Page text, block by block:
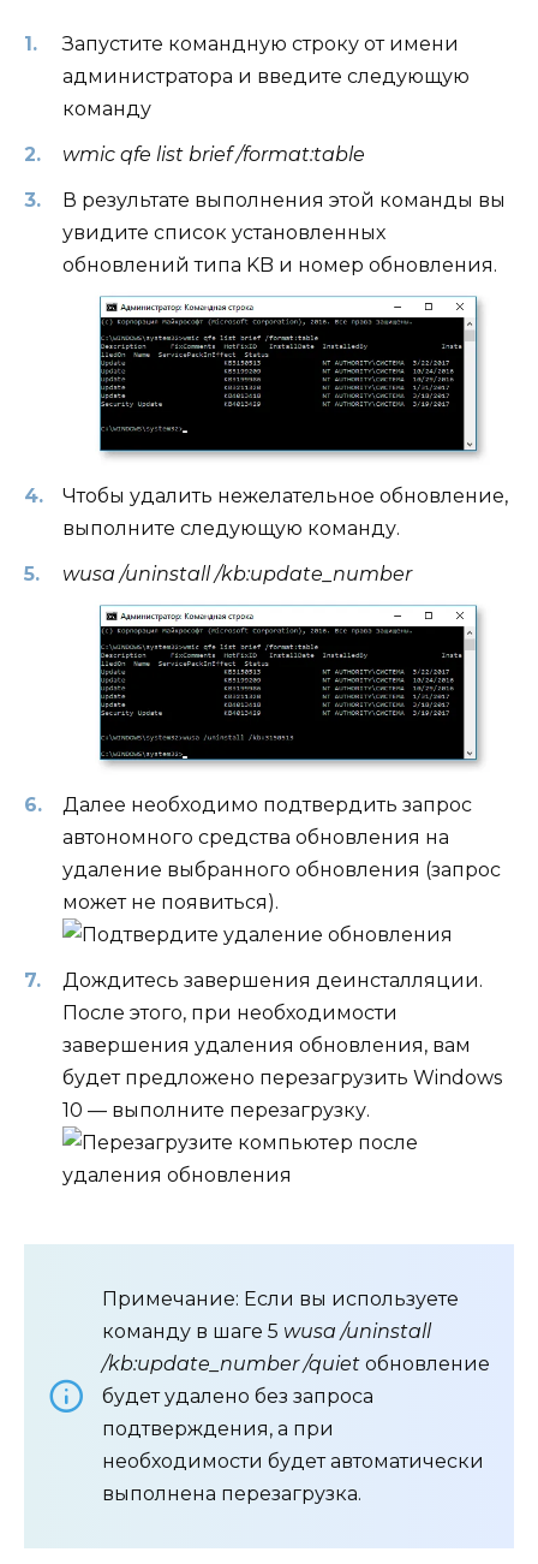
Запустите командную строку от имени
администратора и введите следующую
команду
wmic qfe list brief /format:table
В результате выполнения этой команды вы
увидите список установленных
обновлений типа KB и номер обновления.
Чтобы удалить нежелательное обновление,
выполните следующую команду.
wusa /uninstall /kb:update_number
Далее необходимо подтвердить запрос
автономного средства обновления на
удаление выбранного обновления (запрос
может не появиться).
Дождитесь завершения деинсталляции.
После этого, при необходимости
завершения удаления обновления, вам
будет предложено перезагрузить Windows
10 — выполните перезагрузку.
Примечание: Если вы используете
команду в шаге 5 wusa /uninstall
/kb:update_number /quiet обновление
будет удалено без запроса
подтверждения, а при
необходимости будет автоматически
выполнена перезагрузка.